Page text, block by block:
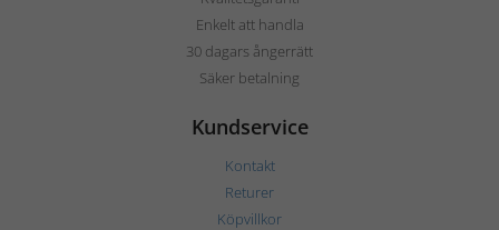
Enkelt att handla
30 dagars ångerrätt
Säker betalning
Kundservice
Kontakt
Returer
Köpvillkor